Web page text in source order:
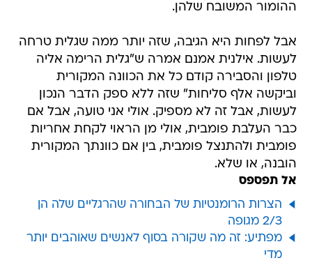
ההומור המשובח שלהן.
אבל לפחות היא הגיבה, שזה יותר ממה שגלית טרחה
לעשות. אילנית אמנם אמרה ש"גלית הרימה אליה
טלפון והסבירה קודם כל את הכוונה המקורית
וביקשה אלף סליחות" שזה ללא ספק הדבר הנכון
לעשות, אבל זה לא מספיק. אולי אני טועה, אבל אם
כבר העלבת פומבית, אולי מן הראוי לקחת אחריות
פומבית ולהתנצל פומבית, בין אם כוונתך המקורית
הובנה, או שלא.
אל תפספס
הצרות הרומנטיות של הבחורה שהרגליים שלה הן
2/3 מגופה
מפתיע: זה מה שקורה בסוף לאנשים שאוהבים יותר
מדי